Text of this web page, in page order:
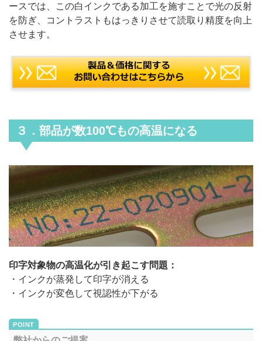
ースでは、この白インクである加工を施すことで光の反射
を防ぎ、コントラストもはっきりさせて読取り精度を向上
させます。
３．部品が数100℃もの高温になる
印字対象物の高温化が引き起こす問題：
・インクが蒸発して印字が消える
・インクが変色して視認性が下がる